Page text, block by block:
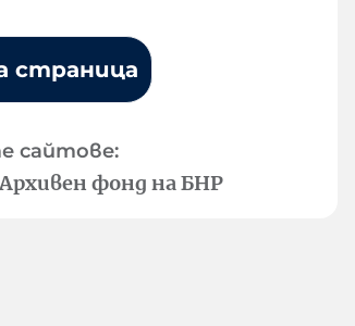
страница
сайтове:
Архивен фонд на БНР